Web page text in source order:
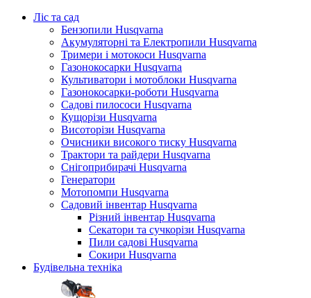
Ліс та сад
Бензопили Husqvarna
Акумуляторні та Електропили Husqvarna
Тримери і мотокоси Husqvarna
Газонокосарки Husqvarna
Культиватори і мотоблоки Husqvarna
Газонокосарки-роботи Husqvarna
Садові пилососи Husqvarna
Кущорізи Husqvarna
Висоторізи Husqvarna
Очисники високого тиску Husqvarna
Трактори та райдери Husqvarna
Снігоприбирачі Husqvarna
Генератори
Мотопомпи Husqvarna
Садовий інвентар Husqvarna
Різний інвентар Husqvarna
Секатори та сучкорізи Husqvarna
Пили садові Husqvarna
Сокири Husqvarna
Будівельна техніка